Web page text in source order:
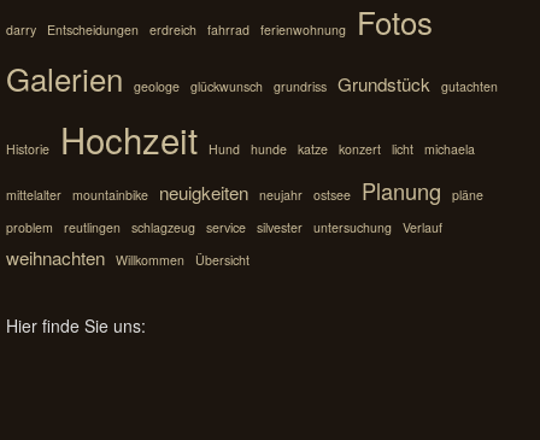
darry Entscheidungen erdreich fahrrad ferienwohnung
Fotos
Galerien
geologe glückwunsch grundriss Grundstück gutachten
Historie Hochzeit Hund hunde katze konzert licht michaela
mittelalter mountainbike neuigkeiten neujahr ostsee Planung
pläne
problem
reutlingen schlagzeug service silvester untersuchung Verlauf
weihnachten Willkommen Übersicht
Hier finde Sie uns: